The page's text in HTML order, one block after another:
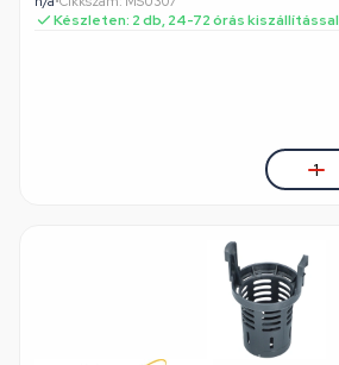
Készleten: 2 db, 24-72 órás kiszállítással